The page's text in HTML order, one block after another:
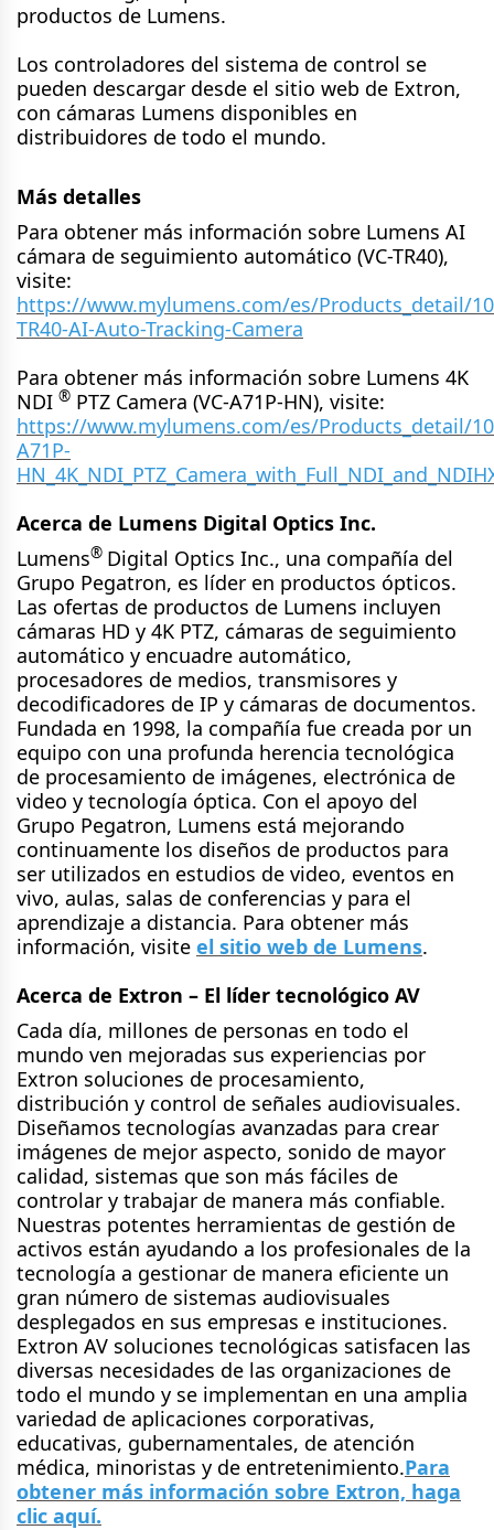
productos de Lumens.
Los controladores del sistema de control se
pueden descargar desde el sitio web de Extron,
con cámaras Lumens disponibles en
distribuidores de todo el mundo.
Más detalles
Para obtener más información sobre Lumens AI
cámara de seguimiento automático (VC-TR40),
visite:
https://www.mylumens.com/es/Products_detail/
TR40-AI-Auto-Tracking-Camera
Para obtener más información sobre Lumens 4K
NDI ® PTZ Camera (VC-A71P-HN), visite:
https://www.mylumens.com/es/Products_detail/
A71P-
Acerca de Lumens Digital Optics Inc.
Lumens® Digital Optics Inc., una compañía del
Grupo Pegatron, es líder en productos ópticos.
Las ofertas de productos de Lumens incluyen
cámaras HD y 4K PTZ, cámaras de seguimiento
automático y encuadre automático,
procesadores de medios, transmisores y
decodificadores de IP y cámaras de documentos.
Fundada en 1998, la compañía fue creada por un
equipo con una profunda herencia tecnológica
de procesamiento de imágenes, electrónica de
video y tecnología óptica. Con el apoyo del
Grupo Pegatron, Lumens está mejorando
continuamente los diseños de productos para
ser utilizados en estudios de video, eventos en
vivo, aulas, salas de conferencias y para el
aprendizaje a distancia. Para obtener más
información, visite el sitio web de Lumens.
Acerca de Extron – El líder tecnológico AV
Cada día, millones de personas en todo el
mundo ven mejoradas sus experiencias por
Extron soluciones de procesamiento,
distribución y control de señales audiovisuales.
Diseñamos tecnologías avanzadas para crear
imágenes de mejor aspecto, sonido de mayor
calidad, sistemas que son más fáciles de
controlar y trabajar de manera más confiable.
Nuestras potentes herramientas de gestión de
activos están ayudando a los profesionales de la
tecnología a gestionar de manera eficiente un
gran número de sistemas audiovisuales
desplegados en sus empresas e instituciones.
Extron AV soluciones tecnológicas satisfacen las
diversas necesidades de las organizaciones de
todo el mundo y se implementan en una amplia
variedad de aplicaciones corporativas,
educativas, gubernamentales, de atención
médica, minoristas y de entretenimiento.Para
obtener más información sobre Extron, haga
clic aquí.